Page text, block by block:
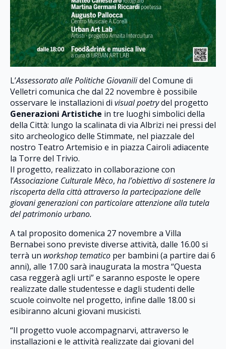
L’Assessorato alle Politiche Giovanilidel Comune di
Velletri comunica che dal 22 novembre è possibile
osservare le installazioni di visual poetrydel progetto
Generazioni Artistiche in tre luoghi simbolici della
della Città: lungo la scalinata di via Albrizi nei pressi del
sito archeologico delle Stimmate, nel piazzale del
nostro Teatro Artemisio e in piazza Cairoli adiacente
la Torre del Trivio.
Il progetto, realizzato in collaborazione con
l’Associazione Culturale Mèco, ha l’obiettivo di sostenere la
riscoperta della città attraverso la partecipazione delle
giovani generazioni con particolare attenzione alla tutela
del patrimonio urbano.
A tal proposito domenica 27 novembre a Villa
Bernabei sono previste diverse attività, dalle 16.00 si
terrà un workshop tematico per bambini (a partire dai 6
anni), alle 17.00 sarà inaugurata la mostra “Questa
casa reggerà agli urti” e saranno esposte le opere
realizzate dalle studentesse e dagli studenti delle
scuole coinvolte nel progetto, infine dalle 18.00 si
esibiranno alcuni giovani musicisti.
“Il progetto vuole accompagnarvi, attraverso le
installazioni e le attività realizzate dai giovani del